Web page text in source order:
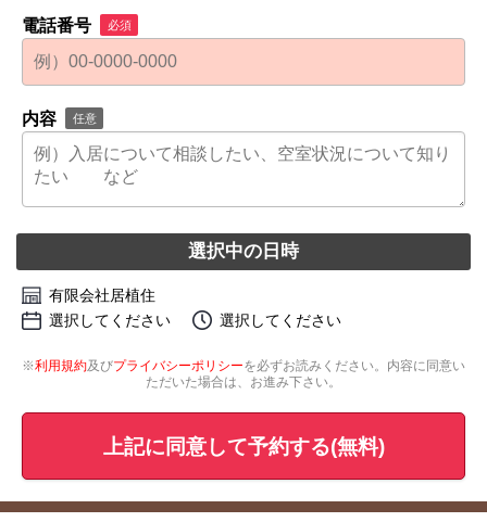
電話番号 必須
内容 任意
選択中の日時
有限会社居植住
選択してください
選択してください
※利用規約及びプライバシーポリシーを必ずお読みください。内容に同意い
ただいた場合は、お進み下さい。
上記に同意して予約する(無料)